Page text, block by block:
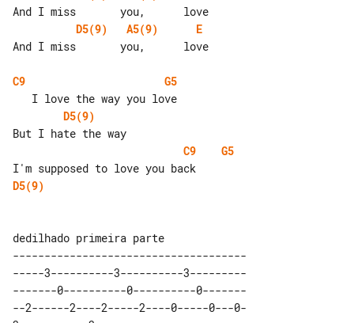
D5(9)
A5(9)
E
And I miss       you,      love
C9
G5
D5(9)
C9
G5
D5(9)
-------------------------------------
-----3----------3----------3---------
-------0----------0----------0-------
--2------2----2-----2----0-----0---0-